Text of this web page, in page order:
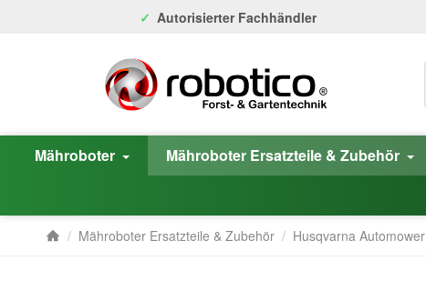
Autorisierter Fachhändler
Mähroboter Mähroboter Ersatzteile & Zubehör
/ Mähroboter Ersatzteile & Zubehör / Husqvarna Automower